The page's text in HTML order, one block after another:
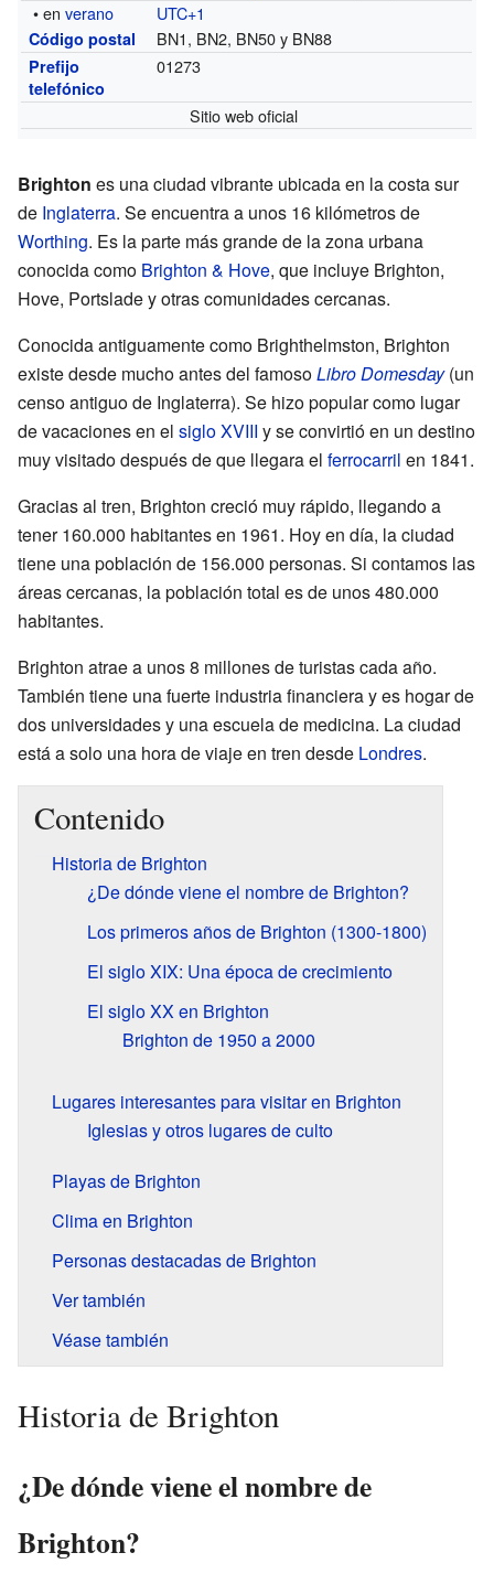
• enverano UTC+1
Código postal BN1, BN2, BN50 y BN88
Prefijo
telefónico
01273
Sitio web oficial
Brighton es una ciudad vibrante ubicada en la costa sur
de Inglaterra. Se encuentra a unos 16 kilómetros de
Worthing. Es la parte más grande de la zona urbana
conocida como Brighton & Hove, que incluye Brighton,
Hove, Portslade y otras comunidades cercanas.
Conocida antiguamente como Brighthelmston, Brighton
existe desde mucho antes del famosoLibro Domesday(un
censo antiguo de Inglaterra). Se hizo popular como lugar
de vacaciones en el siglo XVIII y se convirtió en un destino
muy visitado después de que llegara el ferrocarril en 1841.
Gracias al tren, Brighton creció muy rápido, llegando a
tener 160.000 habitantes en 1961. Hoy en día, la ciudad
tiene una población de 156.000 personas. Si contamos las
áreas cercanas, la población total es de unos 480.000
habitantes.
Brighton atrae a unos 8 millones de turistas cada año.
También tiene una fuerte industria financiera y es hogar de
dos universidades y una escuela de medicina. La ciudad
está a solo una hora de viaje en tren desde Londres.
Contenido
Historia de Brighton
¿De dónde viene el nombre de Brighton?
Los primeros años de Brighton (1300-1800)
El siglo XIX: Una época de crecimiento
El siglo XX en Brighton
Brighton de 1950 a 2000
Lugares interesantes para visitar en Brighton
Iglesias y otros lugares de culto
Playas de Brighton
Clima en Brighton
Personas destacadas de Brighton
Ver también
Véase también
Historia de Brighton
¿De dónde viene el nombre de
Brighton?